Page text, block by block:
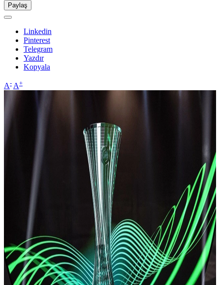
Paylaş
Linkedin
Pinterest
Telegram
Yazdır
Kopyala
A- A+